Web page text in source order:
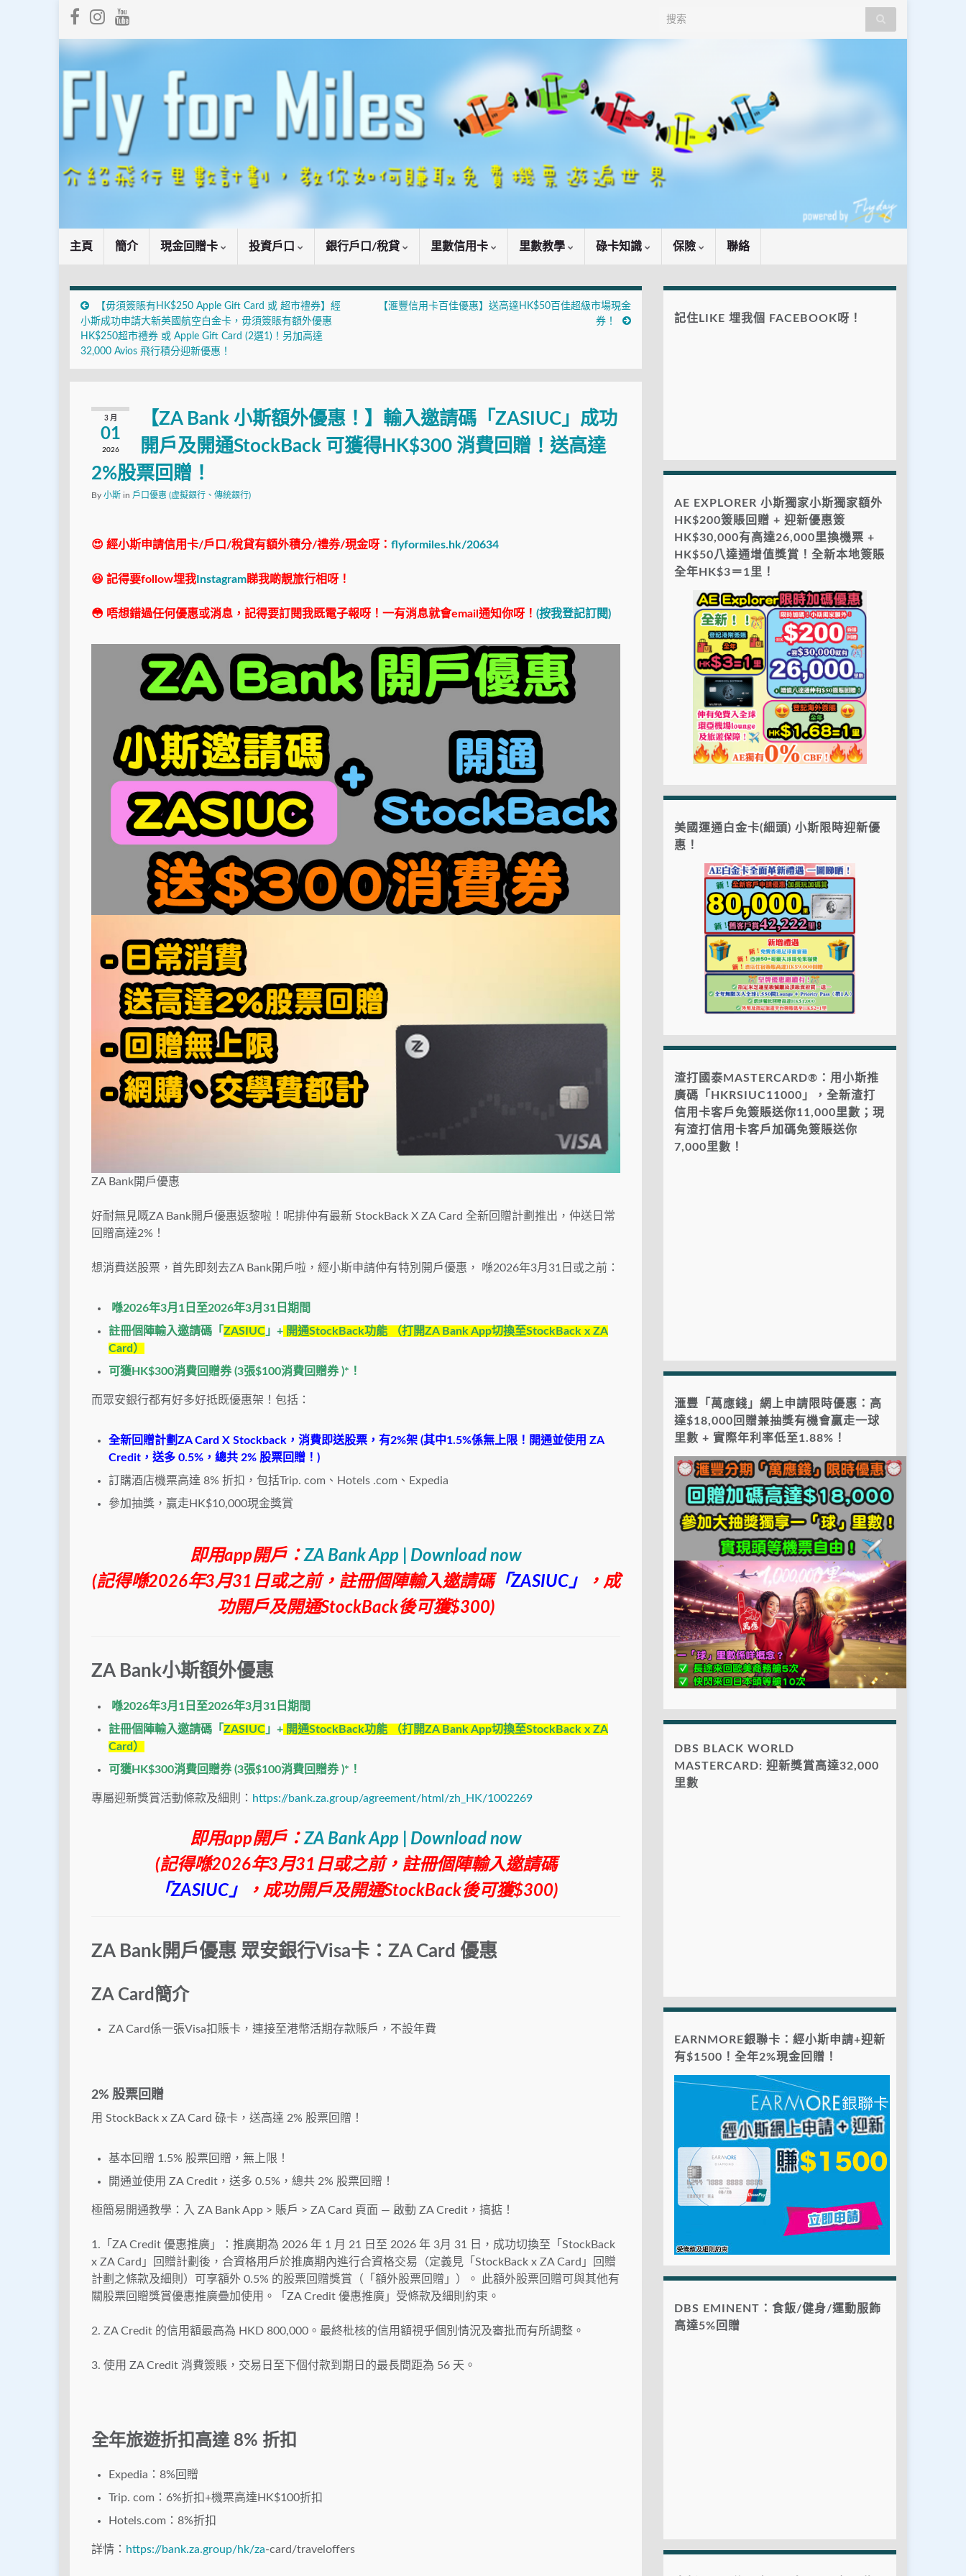
Search for:
主頁 簡介 現金回贈卡 投資戶口 銀行戶口/稅貸 里數信用卡 里數教學 碌卡知識 保險 聯絡
【毋須簽賬有HK$250 Apple Gift Card 或 超市禮券】經
小斯成功申請大新英國航空白金卡，毋須簽賬有額外優惠
HK$250超市禮券 或 Apple Gift Card (2選1)！另加高達
32,000 Avios 飛行積分迎新優惠！
【滙豐信用卡百佳優惠】送高達HK$50百佳超級市場現金
券！
3 月
01
2026
【ZA Bank 小斯額外優惠！】輸入邀請碼「ZASIUC」成功
開戶及開通StockBack 可獲得HK$300 消費回贈！送高達
2%股票回贈！
By 小斯 in 戶口優惠 (虛擬銀行、傳統銀行)
😍 經小斯申請信用卡/戶口/稅貸有額外積分/禮券/現金呀： flyformiles.hk/20634
😆 記得要follow埋我 Instagram睇我啲靚旅行相呀！
😳 唔想錯過任何優惠或消息，記得要訂閱我既電子報呀！一有消息就會email通知你呀！ (按我登記訂閱)
ZA Bank開戶優惠
好耐無見嘅ZA Bank開戶優惠返黎啦！呢排仲有最新 StockBack X ZA Card 全新回贈計劃推出，仲送日常
回贈高達2%！
想消費送股票，首先即刻去ZA Bank開戶啦，經小斯申請仲有特別開戶優惠， 喺2026年3月31日或之前：
喺2026年3月1 日 至2026年3月31 日期間
註冊個陣輸入邀請碼「ZASIUC 」+ 開通StockBack功能 （打開ZA Bank App切換至StockBack x ZA
Card）
可獲HK$300消費回贈券 (3張$100消費回贈券 )* ！
而眾安銀行都有好多好抵既優惠架！包括：
全新回贈計劃ZA Card X Stockback，消費即送股票，有2%架 (其中1.5%係無上限！開通並使用 ZA
Credit，送多 0.5%，總共 2% 股票回贈！)
訂購酒店機票高達 8% 折扣，包括Trip. com、Hotels .com、Expedia
參加抽獎，贏走HK$10,000現金獎賞
即用app開戶：ZA Bank App | Download now
(記得喺2026年3月31日或之前，註冊個陣輸入邀請碼「ZASIUC」 ， 成
功開戶及開通StockBack後可獲$300)
ZA Bank小斯額外優惠
喺2026年3月1 日 至2026年3月31 日期間
註冊個陣輸入邀請碼「ZASIUC 」+ 開通StockBack功能 （打開ZA Bank App切換至StockBack x ZA
Card）
可獲HK$300消費回贈券 (3張$100消費回贈券 )* ！
專屬迎新獎賞活動條款及細則： https://bank.za.group/agreement/html/zh_HK/1002269
即用app開戶：ZA Bank App | Download now
(記得喺2026年3月31日或之前，註冊個陣輸入邀請碼
「ZASIUC」 ， 成功開戶及開通StockBack後可獲$300)
ZA Bank開戶優惠 眾安銀行Visa卡：ZA Card 優惠
ZA Card簡介
ZA Card係一張Visa扣賬卡，連接至港幣活期存款賬戶，不設年費
2% 股票回贈
用 StockBack x ZA Card 碌卡，送高達 2% 股票回贈！
基本回贈 1.5% 股票回贈，無上限！
開通並使用 ZA Credit，送多 0.5%，總共 2% 股票回贈！
極簡易開通教學：入 ZA Bank App > 賬戶 > ZA Card 頁面 — 啟動 ZA Credit，搞掂！
1.「ZA Credit 優惠推廣」：推廣期為 2026 年 1 月 21 日至 2026 年 3月 31 日，成功切換至「StockBack
x ZA Card」回贈計劃後，合資格用戶於推廣期內進行合資格交易（定義見「StockBack x ZA Card」回贈
計劃之條款及細則）可享額外 0.5% 的股票回贈獎賞（「額外股票回贈」）。 此額外股票回贈可與其他有
關股票回贈獎賞優惠推廣疊加使用。「ZA Credit 優惠推廣」受條款及細則約束。
2. ZA Credit 的信用額最高為 HKD 800,000。最終枇核的信用額視乎個別情況及審批而有所調整。
3. 使用 ZA Credit 消費簽賬，交易日至下個付款到期日的最長間距為 56 天。
全年旅遊折扣高達 8% 折扣
Expedia：8%回贈
Trip. com：6%折扣+機票高達HK$100折扣
Hotels.com：8%折扣
詳情： https://bank.za.group/hk/za-card/traveloffers
記住LIKE 埋我個 FACEBOOK呀！
AE EXPLORER 小斯獨家小斯獨家額外
HK$200簽賬回贈 + 迎新優惠簽
HK$30,000有高達26,000里換機票 +
HK$50八達通增值獎賞！全新本地簽賬
全年HK$3＝1里！
美國運通白金卡(細頭) 小斯限時迎新優
惠！
渣打國泰MASTERCARD®：用小斯推
廣碼「HKRSIUC11000」，全新渣打
信用卡客戶免簽賬送你11,000里數；現
有渣打信用卡客戶加碼免簽賬送你
7,000里數！
滙豐「萬應錢」網上申請限時優惠：高
達$18,000回贈兼抽獎有機會贏走一球
里數 + 實際年利率低至1.88%！
DBS BLACK WORLD
MASTERCARD: 迎新獎賞高達32,000
里數
EARNMORE銀聯卡：經小斯申請+迎新
有$1500！全年2%現金回贈！
DBS EMINENT：食飯/健身/運動服飾
高達5%回贈